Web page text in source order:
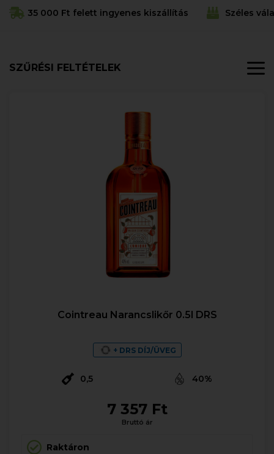
35 000 Ft felett ingyenes kiszállítás Széles
SZŰRÉSI FELTÉTELEK
Cointreau Narancslikőr 0.5l DRS
+ DRS DÍJ/ÜVEG
0,5 40%
7 357 Ft
Bruttó ár
Raktáron